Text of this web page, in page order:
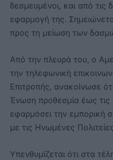
δεσμευμένοι, και από τις
εφαρμογή της.
προς τη μείωση των
Από την πλευρά του, ο
την τηλεφωνική
Επιτροπής, ανακοίνωσε
Ένωση προθεσμία έως τις
εφαρμόσει την εμπορική
με τις Ηνωμένες
Υπενθυμίζεται ότι στα